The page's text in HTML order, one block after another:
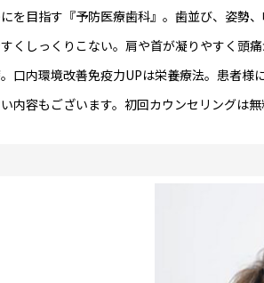
を目指す『予防医療歯科』。歯並び、姿勢
くしっくりこない。肩や首が凝りやすく頭
口内環境改善免疫力UPは栄養療法。患者
内容もございます。初回カウンセリングは無